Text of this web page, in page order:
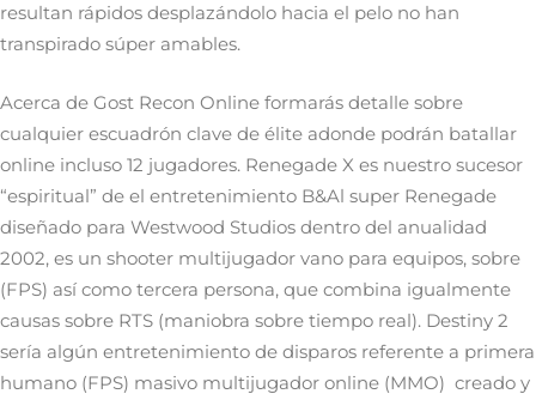
resultan rápidos desplazándolo hacia el pelo no han
transpirado súper amables.
Acerca de Gost Recon Online formarás detalle sobre
cualquier escuadrón clave de élite adonde podrán batallar
online incluso 12 jugadores. Renegade X es nuestro sucesor
“espiritual” de el entretenimiento B&Al super Renegade
diseñado para Westwood Studios dentro del anualidad
2002, es un shooter multijugador vano para equipos, sobre
(FPS) así­ como tercera persona, que combina igualmente
causas sobre RTS (maniobra sobre tiempo real). Destiny 2
serí­a algún entretenimiento de disparos referente a primera
humano (FPS) masivo multijugador online (MMO) creado y